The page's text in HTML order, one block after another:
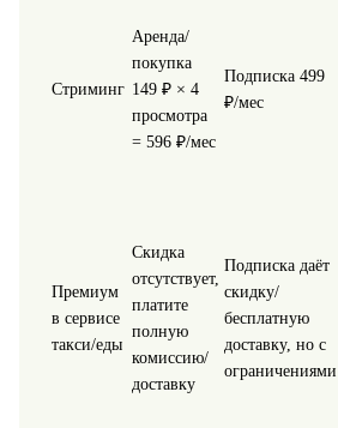
Стриминг
Аренда/
покупка
149 ₽ × 4
просмотра
= 596 ₽/мес
Подписка 499
₽/мес
Премиум
в сервисе
такси/еды
Скидка
отсутствует,
платите
полную
комиссию/
доставку
Подписка даёт
скидку/
бесплатную
доставку, но с
ограничениями